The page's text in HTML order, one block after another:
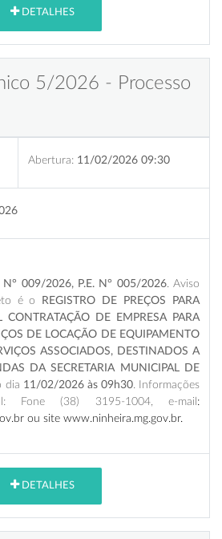
DETALHES
5/2026 - Processo
Abertura: 11/02/2026 09:30
N° 009/2026, P.E. N° 005/2026. Aviso
é o
REGISTRO DE PREÇOS PARA
CONTRATAÇÃO DE EMPRESA PARA
DE LOCAÇÃO DE EQUIPAMENTO
ASSOCIADOS, DESTINADOS A
DA SECRETARIA MUNICIPAL DE
dia 11/02/2026 às 09h30. Informações
(38) 3195-1004, e-mail :
ou site www.ninheira.mg.gov.br.
DETALHES